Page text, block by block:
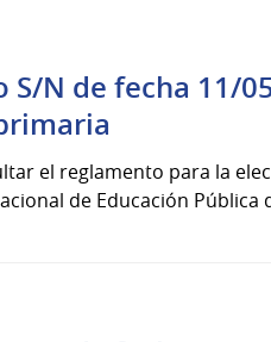
S/N de fecha 11/
el reglamento para la
de Educación Pública